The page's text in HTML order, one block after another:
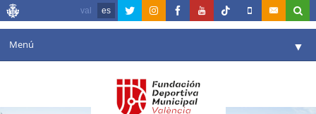
val es
Menú ▼
Agenda